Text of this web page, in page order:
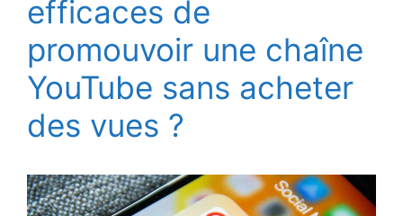
efficaces de
promouvoir une chaîne
YouTube sans acheter
des vues ?